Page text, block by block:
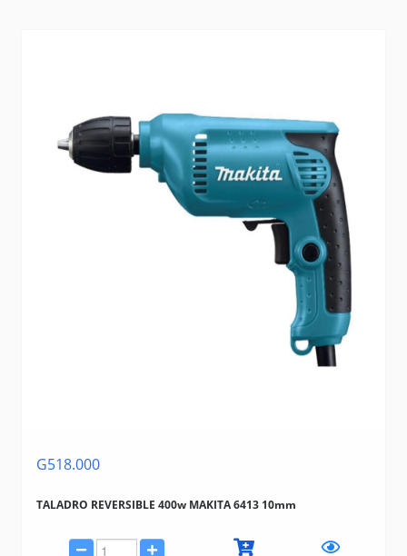
G518.000
TALADRO REVERSIBLE 400w MAKITA 6413 10mm